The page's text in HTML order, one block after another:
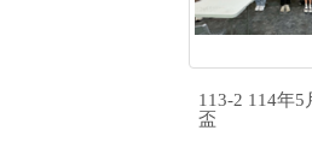
113-2 114年5
盃